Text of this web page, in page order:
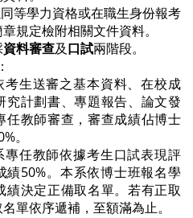
等學力資格或在職生身份報考
規定檢附相關文件資料。
資料審查及口試兩階段。
：
考生送審之基本資料、在校成
究計劃書、專題報告、論文發
任教師審查，審查成績佔博士
。
專任教師依據考生口試表現評
績50%。本系依博士班報名學
績決定正備取名單。若有正取
單依序遞補，至額滿為止。